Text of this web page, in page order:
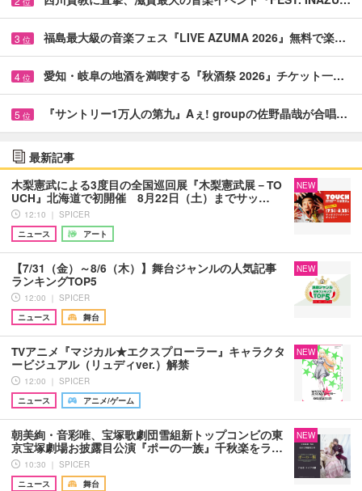
3 位 福島最大級の音楽フェス『LIVE AZUMA 2026』無料で楽…
4 位 愛知・岐阜の地酒を満喫する『秋酒祭 2026』チケット一…
5 位 『サントリー1万人の第九』Aぇ! groupの佐野晶哉が合唱…
最新記事
木梨憲武による3度目の全国巡回展『木梨憲武展－TO
UCH』北海道で初開催 8月22日（土）までサッ…
12:10 ｜ SPICER
ニュース
アート
NEW
【7/31（金）～8/6（木）】舞台ジャンルの人気記事
ランキングTOP5
12:00 ｜ SPICER
ニュース
舞台
NEW
TVアニメ『マジカル★エクスプローラー』キャラクタ
ービジュアル（リュディver.）解禁
12:00 ｜ SPICER
ニュース
アニメ/ゲーム
NEW
朝美絢・音彩唯、宝塚歌劇団雪組新トップコンビの東
京宝塚劇場お披露目公演『ポーの一族』千秋楽をラ…
10:30 ｜ SPICER
ニュース
舞台
NEW